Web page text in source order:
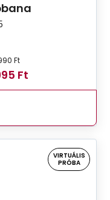
Ft
Ft
VIRTUÁLIS
PRÓBA